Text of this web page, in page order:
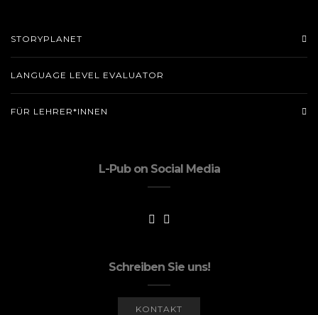
STORYPLANET
LANGUAGE LEVEL EVALUATOR
FÜR LEHRER*INNEN
L-Pub on Social Media
Schreiben Sie uns!
KONTAKT